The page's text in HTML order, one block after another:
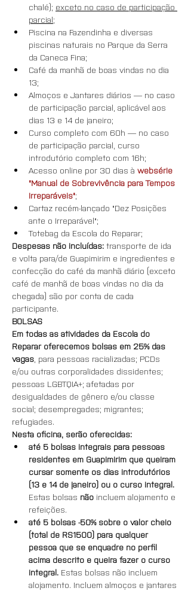
chalé); exceto no caso de participação
parcial;
Piscina na Fazendinha e diversas
piscinas naturais no Parque da Serra
da Caneca Fina;
Café da manhã de boas vindas no dia
13;
Almoços e Jantares diários — no caso
de participação parcial, aplicável aos
dias 13 e 14 de janeiro;
Curso completo com 60h — no caso
de participação parcial, curso
introdutório completo com 16h;
Acesso online por 30 dias à websérie
"Manual de Sobrevivência para Tempos
Irreparáveis";
Cartaz recém-lançado "Dez Posições
ante o Irreparável";
Totebag da Escola do Reparar;
Despesas não incluídas: transporte de ida
e volta para/de Guapimirim e ingredientes e
confecção do café da manhã diário (exceto
café de manhã de boas vindas no dia da
chegada) são por conta de cada
participante.
BOLSAS
Em todas as atividades da Escola do
Reparar oferecemos bolsas em 25% das
vagas , para pessoas racializadas; PCDs
e/ou outras corporalidades dissidentes;
pessoas LGBTQIA+; afetadas por
desigualdades de gênero e/ou classe
social; desempregades; migrantes;
refugiades.
Nesta oficina, serão oferecidas:
até 5 bolsas integrais para pessoas
residentes em Guapimirim que queiram
cursar somente os dias introdutórios
(13 e 14 de janeiro) ou o curso integral.
Estas bolsas não incluem alojamento e
refeições.
até 5 bolsas -50% sobre o valor cheio
(total de RS1500) para qualquer
pessoa que se enquadre no perfil
acima descrito e queira fazer o curso
integral. Estas bolsas não incluem
alojamento. Incluem almoços e jantares